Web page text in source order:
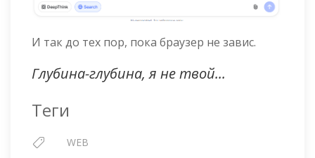
И так до тех пор, пока браузер не завис.
Глубина-глубина, я не твой...
Теги
WEB